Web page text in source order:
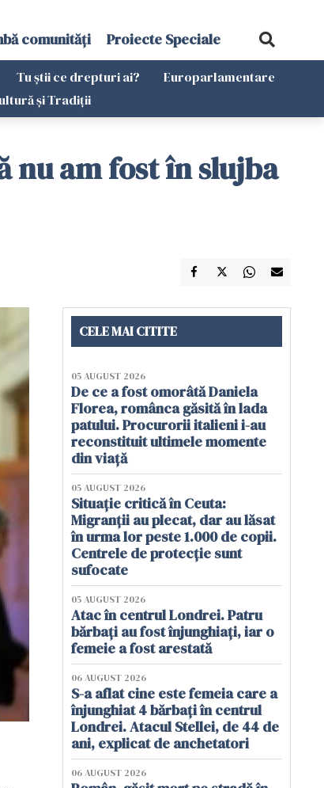
comunități Proiecte Speciale
Tu știi ce drepturi ai?
Europarlamentare
și Tradiții
nu am fost în slujba
CELE MAI CITITE
05 AUGUST 2026
De ce a fost omorâtă Daniela
Florea, românca găsită în lada
patului. Procurorii italieni i-au
reconstituit ultimele momente
din viață
05 AUGUST 2026
Situație critică în Ceuta:
Migranții au plecat, dar au lăsat
în urma lor peste 1.000 de copii.
Centrele de protecție sunt
sufocate
05 AUGUST 2026
Atac în centrul Londrei. Patru
bărbați au fost înjunghiați, iar o
femeie a fost arestată
06 AUGUST 2026
S-a aflat cine este femeia care a
înjunghiat 4 bărbați în centrul
Londrei. Atacul Stellei, de 44 de
ani, explicat de anchetatori
06 AUGUST 2026